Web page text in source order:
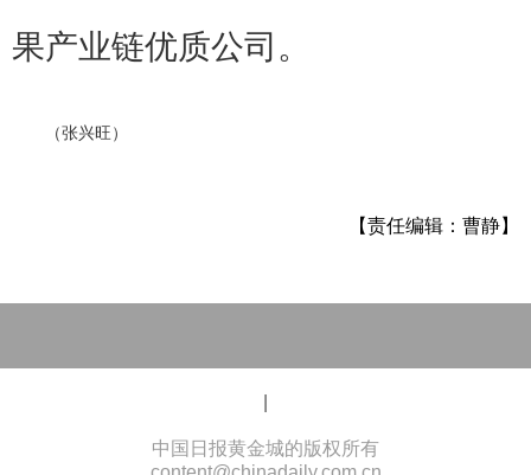
果产业链优质公司。
（张兴旺）
【责任编辑：曹静】
中国日报黄金城的版权所有